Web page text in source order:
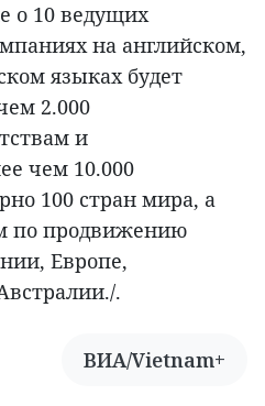
о 10 ведущих
на английском,
языках будет
2.000
и
чем 10.000
100 стран мира, а
по продвижению
Европе,
.
ВИА/Vietnam+